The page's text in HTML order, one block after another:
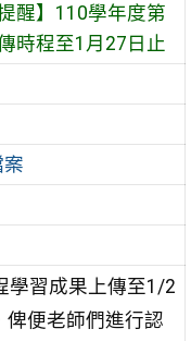
醒】110學年度第
時程至1月27日止
學習成果上傳至1/2
俾便老師們進行認